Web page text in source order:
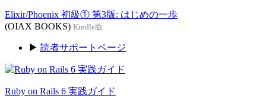
Elixir/Phoenix 初級① 第3版: はじめの一歩
(OIAX BOOKS) Kindle版
▶ 読者サポートページ
Ruby on Rails 6 実践ガイド